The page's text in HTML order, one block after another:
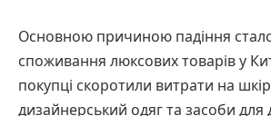
Основною причиною падіння
споживання люксових товарів у
покупці скоротили витрати на
дизайнерський одяг та засоби для